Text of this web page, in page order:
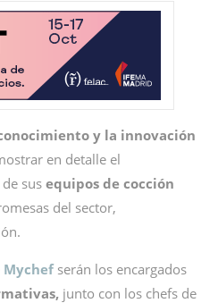
y la innovación
en detalle el
sus equipos de cocción
del sector,
Mychefserán los encargados
junto con los chefs de